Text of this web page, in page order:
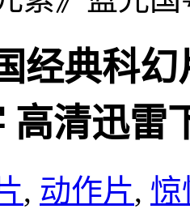
经典科
高清迅雷
, 动作片, 惊